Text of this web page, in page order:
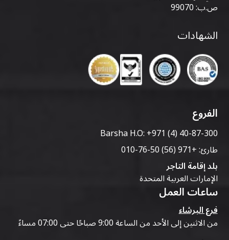
ص.ب: 99070
الشهادات
الفروع
Barsha H.O:+971 (4) 40-87-300
طارئ:+971 (56) 50-76-010
بلد إقامة التاجر
الإمارات العربية المتحدة
ساعات العمل
فرع البرشاء
من الاثنين إلى الأحد من الساعة 9:00 صباحًا حتى 07:00 مساءً